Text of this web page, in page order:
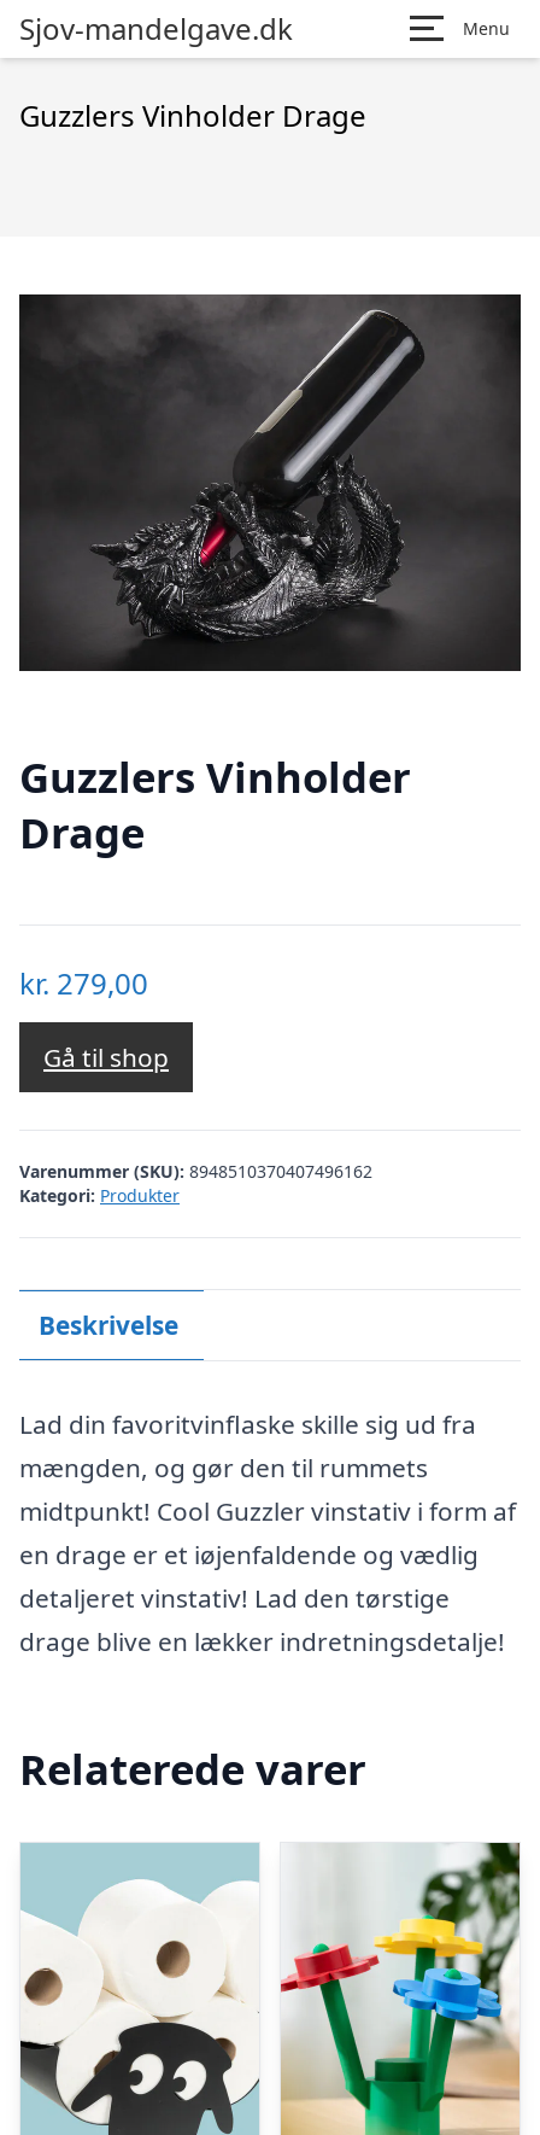
Sjov-mandelgave.dk Menu
Guzzlers Vinholder Drage
Guzzlers Vinholder
Drage
kr. 279,00
Gå til shop
Varenummer (SKU): 8948510370407496162
Kategori: Produkter
Beskrivelse
Lad din favoritvinflaske skille sig ud fra
mængden, og gør den til rummets
midtpunkt! Cool Guzzler vinstativ i form af
en drage er et iøjenfaldende og vædlig
detaljeret vinstativ! Lad den tørstige
drage blive en lækker indretningsdetalje!
Relaterede varer